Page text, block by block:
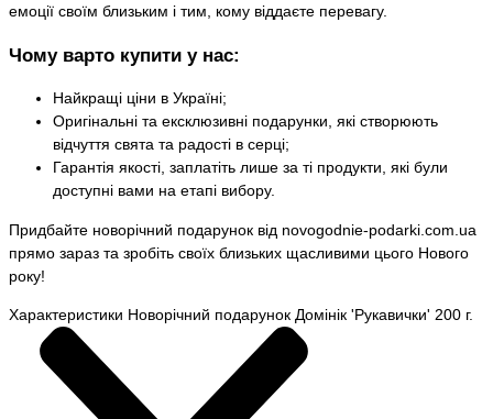
емоції своїм близьким і тим, кому віддаєте перевагу.
Чому варто купити у нас:
Найкращі ціни в Україні;
Оригінальні та ексклюзивні подарунки, які створюють
відчуття свята та радості в серці;
Гарантія якості, заплатіть лише за ті продукти, які були
доступні вами на етапі вибору.
Придбайте новорічний подарунок від novogodnie-podarki.com.ua
прямо зараз та зробіть своїх близьких щасливими цього Нового
року!
Характеристики Новорічний подарунок Домінік 'Рукавички' 200 г.